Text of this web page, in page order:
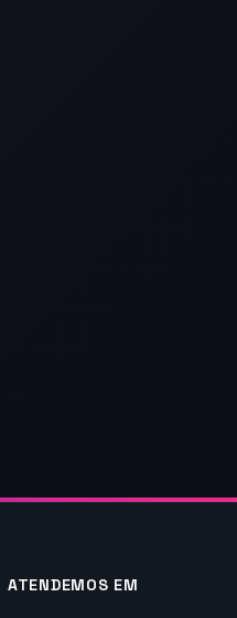
ATENDEMOS EM